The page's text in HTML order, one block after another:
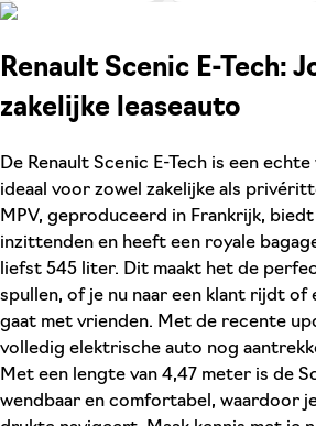
Renault Scenic E-Tech:
zakelijke leaseauto
De Renault Scenic E-Tech is een
ideaal voor zowel zakelijke als
MPV, geproduceerd in Frankrijk,
inzittenden en heeft een royale
liefst 545 liter. Dit maakt het de
spullen, of je nu naar een klant rijdt of
gaat met vrienden. Met de recente
volledig elektrische auto nog
Met een lengte van 4,47 meter is de
wendbaar en comfortabel, waardoor